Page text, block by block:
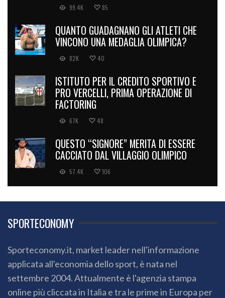
99.4K 85
QUANTO GUADAGNANO GLI ATLETI CHE
VINCONO UNA MEDAGLIA OLIMPICA?
82K 40
ISTITUTO PER IL CREDITO SPORTIVO E
PRO VERCELLI, PRIMA OPERAZIONE DI
FACTORING
67K 48
QUESTO “SIGNORE” MERITA DI ESSERE
CACCIATO DAL VILLAGGIO OLIMPICO
57.4K 106
SPORTECONOMY
Sporteconomy.it, market leader nell'informazione
applicata all'economia dello sport, è nata nel
settembre 2004. Attualmente è l'agenzia stampa
online più cliccata in Italia e tra le prime in Europa per